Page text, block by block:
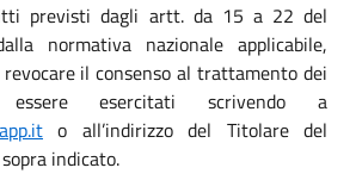
previsti dagli artt. da 15 a 22 del
normativa nazionale applicabile,
il consenso al trattamento dei
esercitati scrivendo a
o all’indirizzo del Titolare del
indicato.